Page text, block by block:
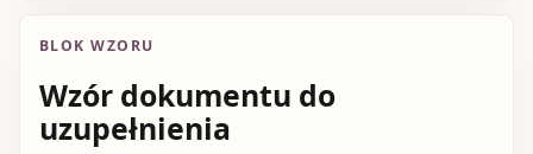
BLOK WZORU
Wzór dokumentu do
uzupełnienia